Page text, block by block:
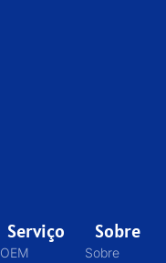
Serviço
OEM
Sobre
Sobre